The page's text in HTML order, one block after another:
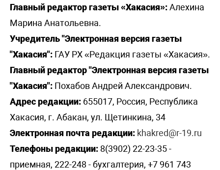
Главный редактор газеты «Хакасия»:Алехина
Марина Анатольевна.
Учредитель "Электронная версия газеты
"Хакасия": ГАУ РХ «Редакция газеты «Хакасия».
Главный редактор "Электронная версия газеты
"Хакасия": Похабов Андрей Александрович.
Адрес редакции: 655017, Россия, Республика
Хакасия, г. Абакан, ул. Щетинкина, 34
Электронная почта редакции: khakred@r-19.ru
Телефоны редакции: 8(3902) 22-23-35 -
приемная, 222-248 - бухгалтерия, +7 961 743